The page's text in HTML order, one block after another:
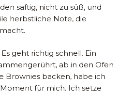
saftig, nicht zu süß, und
herbstliche Note, die
geht richtig schnell. Ein
ab in den Ofen
Brownies backen, habe ich
für mich. Ich setze